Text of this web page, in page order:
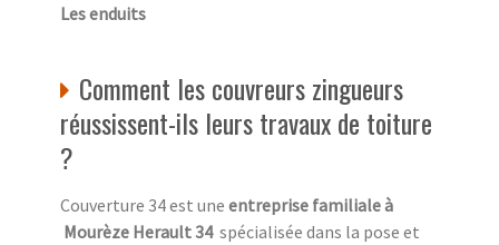
Les enduits
Comment les couvreurs zingueurs
réussissent-ils leurs travaux de toiture
?
Couverture 34 est une entreprise familiale à
Mourèze Herault 34 spécialisée dans la pose et